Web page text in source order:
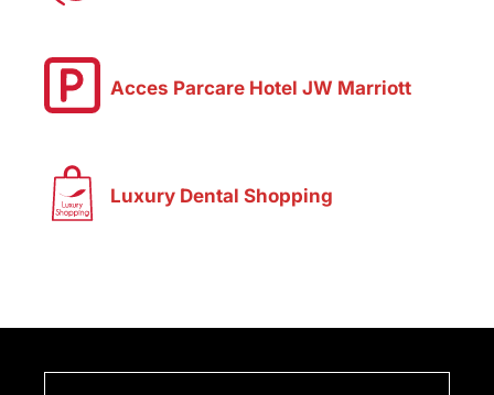
Acces Parcare Hotel JW Marriott
Luxury Dental Shopping